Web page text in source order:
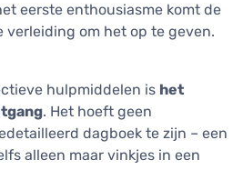
eerste enthousiasme komt de
verleiding om het op te geven.
hulpmiddelen is het
. Het hoeft geen
dagboek te zijn – een
alleen maar vinkjes in een